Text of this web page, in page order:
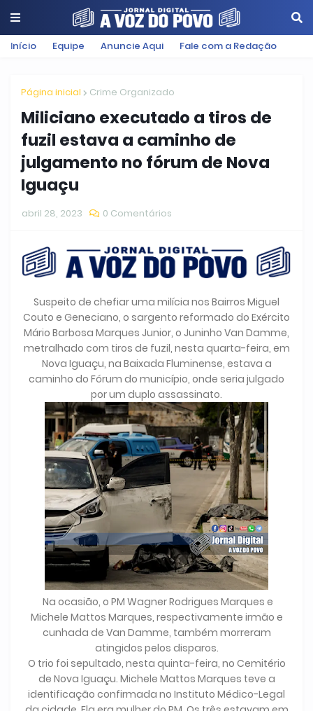
Início Equipe Anuncie Aqui Fale com a Redação
Página inicial Crime Organizado
Miliciano executado a tiros de
fuzil estava a caminho de
julgamento no fórum de Nova
Iguaçu
abril 28, 2023 0 Comentários
Suspeito de chefiar uma milícia nos Bairros Miguel
Couto e Geneciano, o sargento reformado do Exército
Mário Barbosa Marques Junior, o Juninho Van Damme,
metralhado com tiros de fuzil, nesta quarta-feira, em
Nova Iguaçu, na Baixada Fluminense, estava a
caminho do Fórum do município, onde seria julgado
por um duplo assassinato.
Na ocasião, o PM Wagner Rodrigues Marques e
Michele Mattos Marques, respectivamente irmão e
cunhada de Van Damme, também morreram
atingidos pelos disparos.
O trio foi sepultado, nesta quinta-feira, no Cemitério
de Nova Iguaçu. Michele Mattos Marques teve a
identificação confirmada no Instituto Médico-Legal